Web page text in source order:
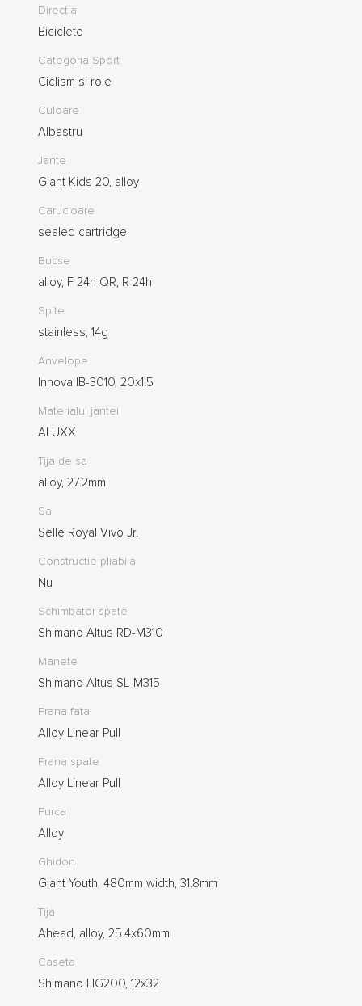
Directia
Biciclete
Categoria Sport
Ciclism si role
Culoare
Albastru
Jante
Giant Kids 20, alloy
Carucioare
sealed cartridge
Bucse
alloy, F 24h QR, R 24h
Spite
stainless, 14g
Anvelope
Innova IB-3010, 20x1.5
Materialul jantei
ALUXX
Tija de sa
alloy, 27.2mm
Sa
Selle Royal Vivo Jr.
Constructie pliabila
Nu
Schimbator spate
Shimano Altus RD-M310
Manete
Shimano Altus SL-M315
Frana fata
Alloy Linear Pull
Frana spate
Alloy Linear Pull
Furca
Alloy
Ghidon
Giant Youth, 480mm width, 31.8mm
Tija
Ahead, alloy, 25.4x60mm
Caseta
Shimano HG200, 12x32